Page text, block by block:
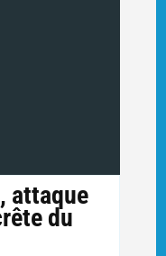
attaque
du